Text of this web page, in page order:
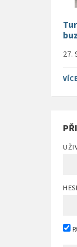
27.